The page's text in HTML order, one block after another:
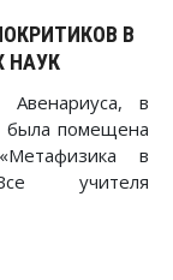
В
НАУК
в
была помещена
в
учителя